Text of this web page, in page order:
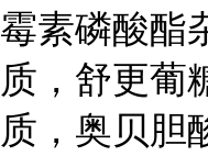
霉素磷酸酯
质，舒更葡
质，奥贝胆